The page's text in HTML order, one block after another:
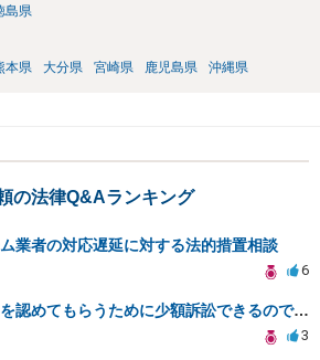
島県
本県 大分県 宮崎県 鹿児島県 沖縄県
の法律Q&Aランキング
業者の対応遅延に対する法的措置相談
6
クーリングオフを認めてもらうために少額訴訟できるのでしょうか。
3